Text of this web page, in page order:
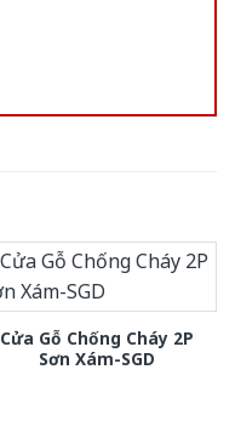
Cửa Gỗ Chống Cháy 2P
Sơn Xám-SGD